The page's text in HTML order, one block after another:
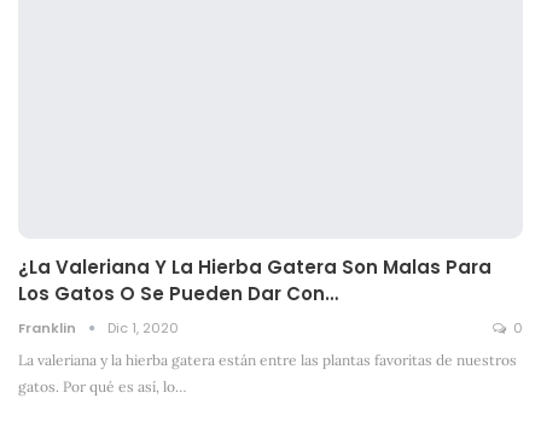
¿La Valeriana Y La Hierba Gatera Son Malas Para
Los Gatos O Se Pueden Dar Con…
Franklin Dic 1, 2020 0
La valeriana y la hierba gatera están entre las plantas favoritas de nuestros
gatos. Por qué es así, lo…